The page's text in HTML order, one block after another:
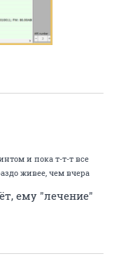
и пока т-т-т все
живее, чем вчера
ему "лечение"